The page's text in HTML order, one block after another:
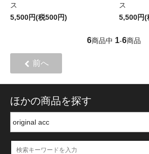
ス
5,500円(税500円)
ス
5,500円(
6商品中 1-6商品
前へ
ほかの商品を探す